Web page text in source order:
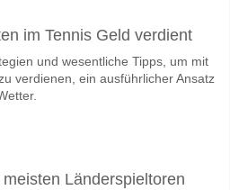
im Tennis Geld verdient
und wesentliche Tipps, um mit
verdienen, ein ausführlicher Ansatz
Länderspieltoren